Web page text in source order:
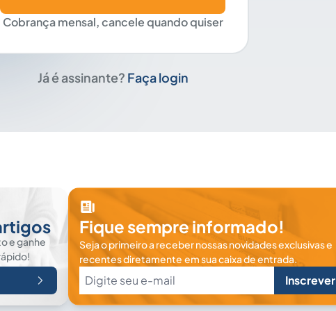
Cobrança mensal, cancele quando quiser
Já é assinante? Faça login
e ganhe
Fique sempre informado!
Seja o primeiro a receber nossas novidades exclusivas e
recentes diretamente em sua caixa de entrada.
Inscrever